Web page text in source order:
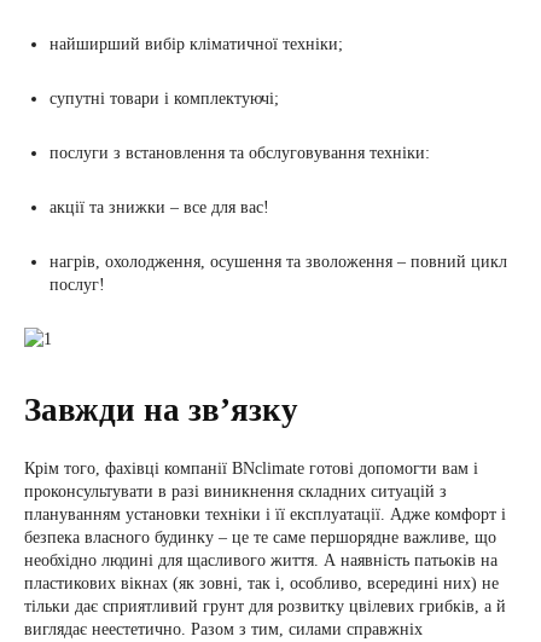
найширший вибір кліматичної техніки;
супутні товари і комплектуючі;
послуги з встановлення та обслуговування техніки:
акції та знижки – все для вас!
нагрів, охолодження, осушення та зволоження – повний цикл
послуг!
Завжди на зв’язку
Крім того, фахівці компанії BNclimate готові допомогти вам і
проконсультувати в разі виникнення складних ситуацій з
плануванням установки техніки і її експлуатації. Адже комфорт і
безпека власного будинку – це те саме першорядне важливе, що
необхідно людині для щасливого життя. А наявність патьоків на
пластикових вікнах (як зовні, так і, особливо, всередині них) не
тільки дає сприятливий грунт для розвитку цвілевих грибків, а й
виглядає неестетично. Разом з тим, силами справжніх